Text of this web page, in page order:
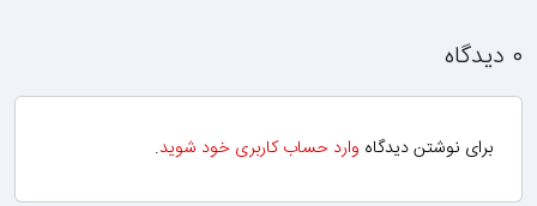
۰ دیدگاه
برای نوشتن دیدگاه وارد حساب کاربری خود شوید.